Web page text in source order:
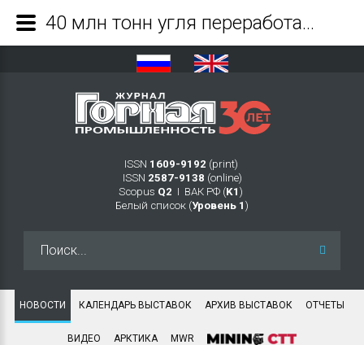
ISSN 1609-9192 (print)
ISSN 2587-9138 (online)
Scopus Q2 Ι ВАК РФ (K1 )
Белый список (Уровень 1 )
НОВОСТИ КАЛЕНДАРЬ ВЫСТАВОК АРХИВ ВЫСТАВОК ОТЧЕТЫ
ВИДЕО АРКТИКА MWR
40 млн тонн угля переработала обогатительная фабрика «Красногорская» за 20 лет - Журнал Горная промышленность